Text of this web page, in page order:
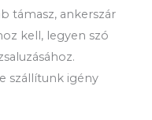
támasz, ankerszár
kell, legyen szó
szállítunk igény